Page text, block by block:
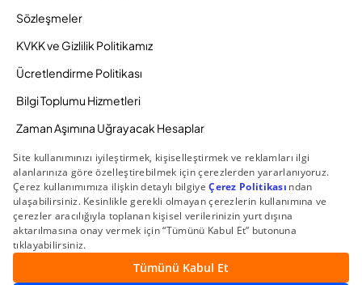
Sözleşmeler
KVKK ve Gizlilik Politikamız
Ücretlendirme Politikası
Bilgi Toplumu Hizmetleri
Zaman Aşımına Uğrayacak Hesaplar
Duyurular ve Kampanyalar
© 2026 Gedik Yatırım Menkul Değerler AŞ. Tüm Hakları